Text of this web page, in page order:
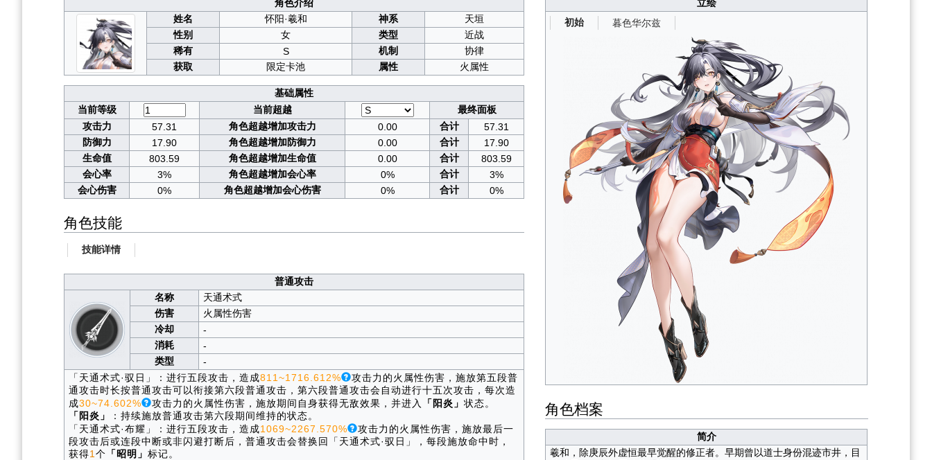
角色介绍
姓名
怀阳·羲和 神系
天垣
性别
女 类型
近战
稀有
S 机制
协律
获取
限定卡池 属性 火属性
基础属性
当前等级
当前超越
最终面板
攻击力
57.31 角色超越增加攻击力 0.00 合计
57.31
防御力
17.90 角色超越增加防御力 0.00 合计
17.90
生命值
803.59 角色超越增加生命值 0.00 合计
803.59
会心率
3% 角色超越增加会心率 0% 合计
3%
会心伤害
0% 角色超越增加会心伤害 0% 合计 0%
角色技能
技能详情
普通攻击
名称
天通术式
伤害
火属性伤害
冷却
-
消耗
-
类型
-
「天通术式·驭日」：进行五段攻击，造成811~1716.612%
攻击力的火属性伤害，施放第五段普
通攻击时长按普通攻击可以衔接第六段普通攻击，第六段普通攻击会自动进行十五次攻击，每次造
成30~74.602% 攻击力的火属性伤害，施放期间自身获得无敌效果，并进入 「阳炎」 状态。
「阳炎」
：持续施放普通攻击第六段期间维持的状态。
「天通术式·布耀」：进行五段攻击，造成1069~2267.570%
攻击力的火属性伤害，施放最后一
段攻击后或连段中断或非闪避打断后，普通攻击会替换回「天通术式·驭日」，每段施放命中时，
获得1 个 「昭明」 标记。
立绘
初始 暮色华尔兹
角色档案
简介
羲和，除庚辰外虚恒最早觉醒的修正者。早期曾以道士身份混迹市井，目